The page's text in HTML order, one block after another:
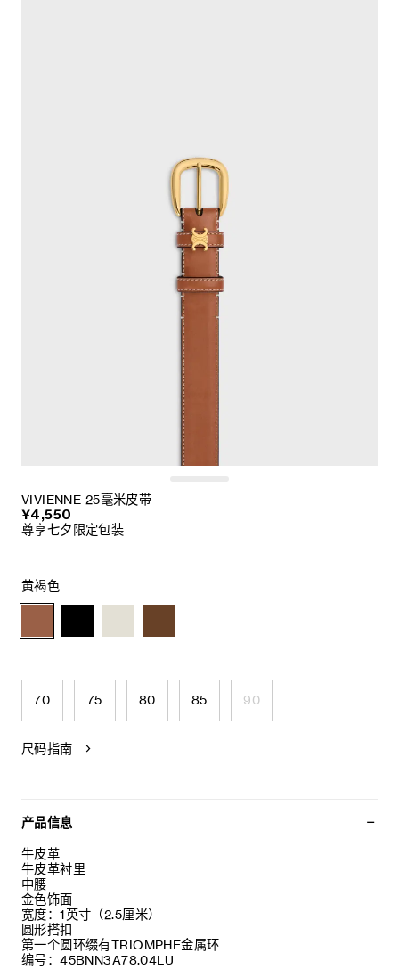
VIVIENNE 25毫米皮带
¥4,550
尊享七夕限定包装
黄褐色
70 75 80 85 90
尺码指南
产品信息
牛皮革
牛皮革衬里
中腰
金色饰面
宽度：1英寸（2.5厘米）
圆形搭扣
第一个圆环缀有TRIOMPHE金属环
编号：45BNN3A78.04LU